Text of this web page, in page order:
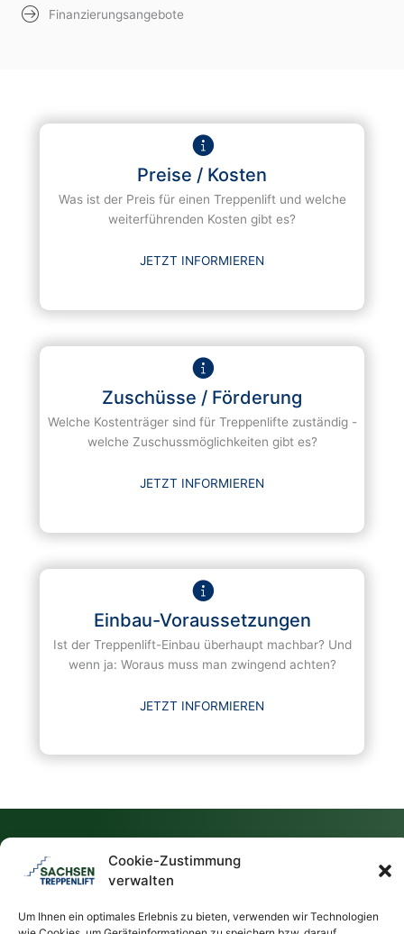
Cookie-Zustimmung
verwalten
Um Ihnen ein optimales Erlebnis zu bieten, verwenden wir Technologien
Finanzierungsangebote
Preise / Kosten
Was ist der Preis für einen Treppenlift und welche
weiterführenden Kosten gibt es?
JETZT INFORMIEREN
Zuschüsse / Förderung
Welche Kostenträger sind für Treppenlifte zuständig -
welche Zuschussmöglichkeiten gibt es?
JETZT INFORMIEREN
Einbau-Voraussetzungen
Ist der Treppenlift-Einbau überhaupt machbar? Und
wenn ja: Woraus muss man zwingend achten?
JETZT INFORMIEREN
FAQ - Antworten auf häufige Fragen
Das Wichtigste zum Thema Treppenlifte